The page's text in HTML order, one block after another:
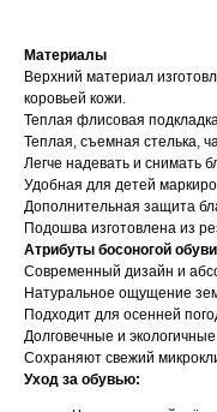
Материалы
Верхний материал
коровьей кожи.
Теплая флисовая
Теплая, съемная стелька,
Легче надевать и снимать
Удобная для детей
Дополнительная защита
Подошва изготовлена ​​из
Атрибуты босоногой
Современный дизайн и
Натуральное ощущение
Подходит для осенней
Долговечные и
Сохраняют свежий
Уход за обувью: